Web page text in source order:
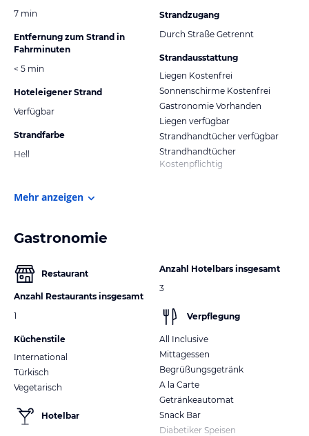
7 min
Entfernung zum Strand in
Fahrminuten
< 5 min
Hoteleigener Strand
Verfügbar
Strandfarbe
Hell
Strandzugang
Durch Straße Getrennt
Strandausstattung
Liegen Kostenfrei
Sonnenschirme Kostenfrei
Gastronomie Vorhanden
Liegen verfügbar
Strandhandtücher verfügbar
Strandhandtücher
Kostenpflichtig
Mehr anzeigen
Gastronomie
Restaurant
Anzahl Restaurants insgesamt
1
Küchenstile
International
Türkisch
Vegetarisch
Hotelbar
Anzahl Hotelbars insgesamt
3
Verpflegung
All Inclusive
Mittagessen
Begrüßungsgetränk
A la Carte
Getränkeautomat
Snack Bar
Diabetiker Speisen